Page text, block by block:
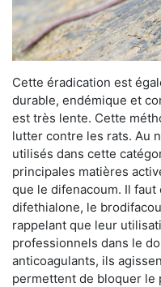
Cette éradication est
durable, endémique et
est très lente. Cette
lutter contre les rats. Au
utilisés dans cette
principales matières
que le difenacoum. Il
difethialone, le
rappelant que leur
professionnels dans le
anticoagulants, ils
permettent de bloquer le